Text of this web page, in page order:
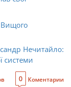
Нечитайло:
системи
0 Коментарии